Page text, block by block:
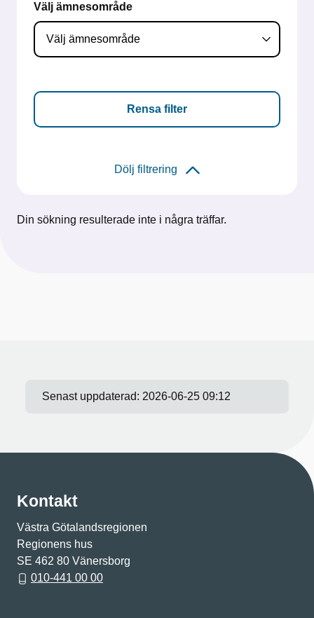
Välj ämnesområde
Rensa filter
Dölj filtrering
Din sökning resulterade inte i några träffar.
Senast uppdaterad: 2026-06-25 09:12
Kontakt
Västra Götalandsregionen
Regionens hus
SE 462 80 Vänersborg
010-441 00 00